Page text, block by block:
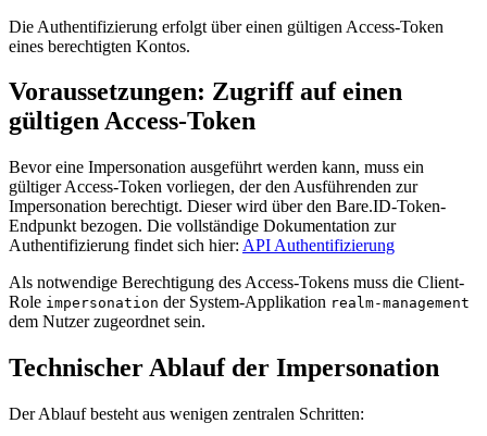
Die Authentifizierung erfolgt über einen gültigen Access-Token
eines berechtigten Kontos.
Voraussetzungen: Zugriff auf einen
gültigen Access-Token
Bevor eine Impersonation ausgeführt werden kann, muss ein
gültiger Access-Token vorliegen, der den Ausführenden zur
Impersonation berechtigt. Dieser wird über den Bare.ID-Token-
Endpunkt bezogen. Die vollständige Dokumentation zur
Authentifizierung findet sich hier: API Authentifizierung
Als notwendige Berechtigung des Access-Tokens muss die Client-
Role impersonation der System-Applikation realm-management
dem Nutzer zugeordnet sein.
Technischer Ablauf der Impersonation
Der Ablauf besteht aus wenigen zentralen Schritten: